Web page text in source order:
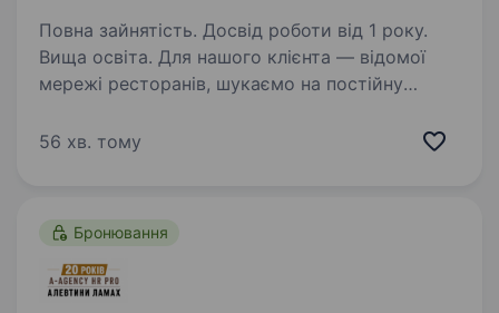
Повна зайнятість. Досвід роботи від 1 року.
Вища освіта. Для нашого клієнта — відомої
мережі ресторанів, шукаємо на постійну
пропонує: Офіційне працевлаштування з усіма
56 хв. тому
Бронювання